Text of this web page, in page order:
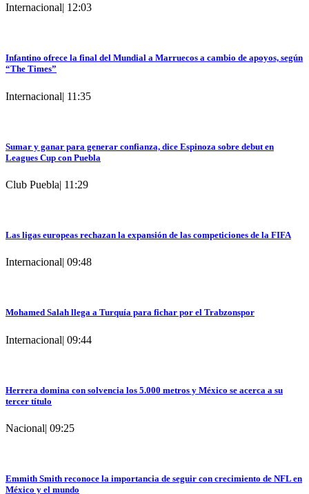
Internacional| 12:03
Infantino ofrece la final del Mundial a Marruecos a cambio de apoyos, según
“The Times”
Internacional| 11:35
Sumar y ganar para generar confianza, dice Espinoza sobre debut en
Leagues Cup con Puebla
Club Puebla| 11:29
Las ligas europeas rechazan la expansión de las competiciones de la FIFA
Internacional| 09:48
Mohamed Salah llega a Turquía para fichar por el Trabzonspor
Internacional| 09:44
Herrera domina con solvencia los 5.000 metros y México se acerca a su
tercer título
Nacional| 09:25
Emmith Smith reconoce la importancia de seguir con crecimiento de NFL en
México y el mundo